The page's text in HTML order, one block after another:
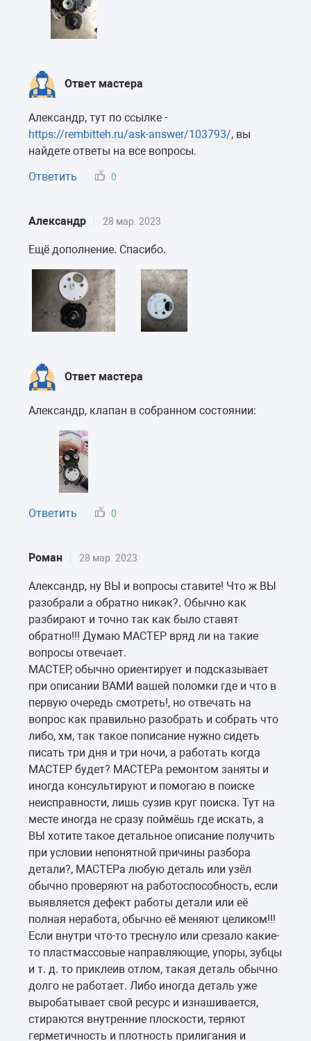
Ответ мастера
Александр, тут по ссылке -
https://rembitteh.ru/ask-answer/103793/, вы
найдете ответы на все вопросы.
Ответить
0
Александр 28 мар. 2023
Ещё дополнение. Спасибо.
Ответ мастера
Александр, клапан в собранном состоянии:
Ответить 0
Роман 28 мар. 2023
Александр, ну ВЫ и вопросы ставите! Что ж ВЫ
разобрали а обратно никак?. Обычно как
разбирают и точно так как было ставят
обратно!!! Думаю МАСТЕР вряд ли на такие
вопросы отвечает.
МАСТЕР, обычно ориентирует и подсказывает
при описании ВАМИ вашей поломки где и что в
первую очередь смотреть!, но отвечать на
вопрос как правильно разобрать и собрать что
либо, хм, так такое пописание нужно сидеть
писать три дня и три ночи, а работать когда
МАСТЕР будет? МАСТЕРа ремонтом заняты и
иногда консультируют и помогаю в поиске
неисправности, лишь сузив круг поиска. Тут на
месте иногда не сразу поймёшь где искать, а
ВЫ хотите такое детальное описание получить
при условии непонятной причины разбора
детали?, МАСТЕРа любую деталь или узёл
обычно проверяют на работоспособность, если
выявляется дефект работы детали или её
полная неработа, обычно её меняют целиком!!!
Если внутри что-то треснуло или срезало какие-
то пластмассовые направляющие, упоры, зубцы
и т. д. то приклеив отлом, такая деталь обычно
долго не работает. Либо иногда деталь уже
выробатывает свой ресурс и изнашивается,
стираются внутренние плоскости, теряют
герметичность и плотность прилигания и